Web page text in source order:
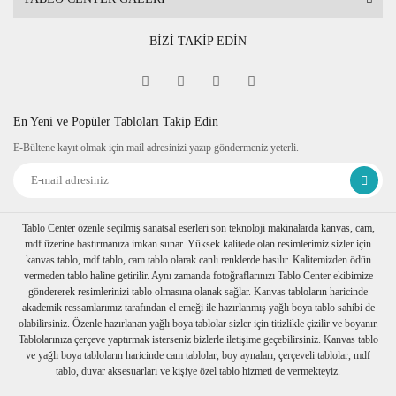
BİZİ TAKİP EDİN
En Yeni ve Popüler Tabloları Takip Edin
E-Bültene kayıt olmak için mail adresinizi yazıp göndermeniz yeterli.
Tablo Center özenle seçilmiş sanatsal eserleri son teknoloji makinalarda kanvas, cam,
mdf üzerine bastırmanıza imkan sunar. Yüksek kalitede olan resimlerimiz sizler için
kanvas tablo, mdf tablo, cam tablo olarak canlı renklerde basılır. Kalitemizden ödün
vermeden tablo haline getirilir. Aynı zamanda fotoğraflarınızı Tablo Center ekibimize
göndererek resimlerinizi tablo olmasına olanak sağlar. Kanvas tabloların haricinde
akademik ressamlarımız tarafından el emeği ile hazırlanmış yağlı boya tablo sahibi de
olabilirsiniz. Özenle hazırlanan yağlı boya tablolar sizler için titizlikle çizilir ve boyanır.
Tablolarınıza çerçeve yaptırmak isterseniz bizlerle iletişime geçebilirsiniz. Kanvas tablo
ve yağlı boya tabloların haricinde cam tablolar, boy aynaları, çerçeveli tablolar, mdf
tablo, duvar aksesuarları ve kişiye özel tablo hizmeti de vermekteyiz.